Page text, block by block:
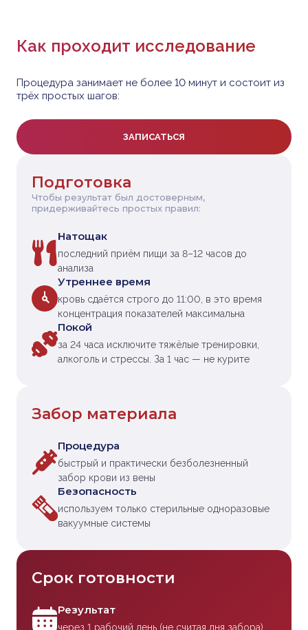
Как проходит исследование
Процедура занимает не более 10 минут и состоит из
трёх простых шагов:
ЗАПИСАТЬСЯ
Подготовка
Чтобы результат был достоверным,
придерживайтесь простых правил:
Натощак
последний приём пищи за 8–12 часов до
анализа
Утреннее время
кровь сдаётся строго до 11:00, в это время
концентрация показателей максимальна
Покой
за 24 часа исключите тяжёлые тренировки,
алкоголь и стрессы. За 1 час — не курите
Забор материала
Процедура
быстрый и практически безболезненный
забор крови из вены
Безопасность
используем только стерильные одноразовые
вакуумные системы
Срок готовности
Результат
через 1 рабочий день (не считая дня забора)